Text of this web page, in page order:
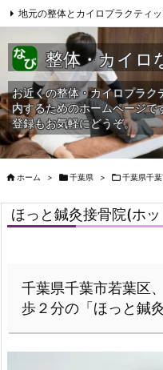
地元の整体とカイロプラクティ
サイトマップ 当HPへの問合せ
整体・カイロ
お近くの整体・カイロプラク
内するためのホームページで
登録もお気軽にどうぞ。
 ホーム > 千葉県 > 千葉県千
ほっと鍼灸接骨院(ホ
千葉県千葉市若葉区
歩２分の「ほっと鍼